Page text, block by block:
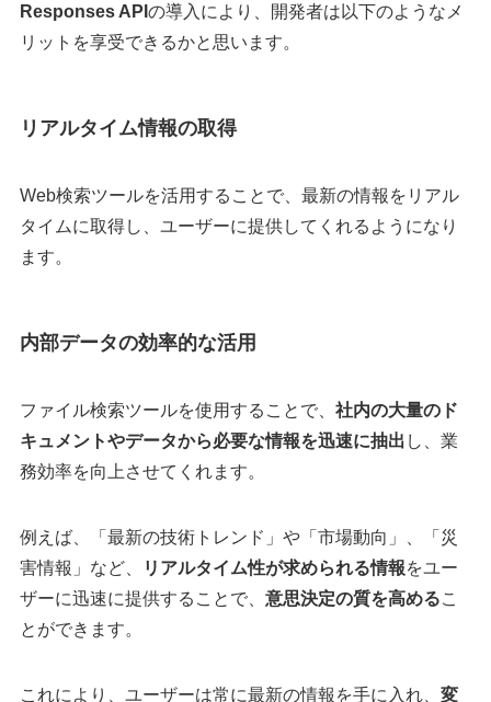
Responses API の導入により、開発者は以下のようなメ
リットを享受できるかと思います。
リアルタイム情報の取得
Web検索ツールを活用することで、最新の情報をリアル
タイムに取得し、ユーザーに提供してくれるようになり
ます。​
内部データの効率的な活用
​ファイル検索ツールを使用することで、 社内の大量のド
キュメントやデータから必要な情報を迅速に抽出 し、業
務効率を向上させてくれます。​
例えば、「最新の技術トレンド」や「市場動向」、「災
害情報」など、
リアルタイム性が求められる情報をユー
ザーに迅速に提供することで、 意思決定の質を高めるこ
とができます。​
これにより、ユーザーは常に最新の情報を手に入れ、 変